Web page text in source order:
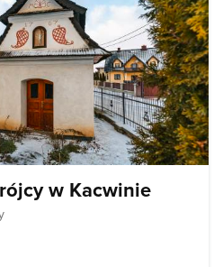
w Kacwinie